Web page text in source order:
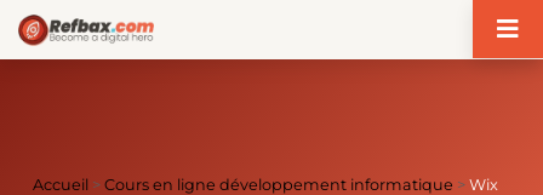
Accueil >Cours en ligne développement informatique >Wix
Panneau de gestion des cookies